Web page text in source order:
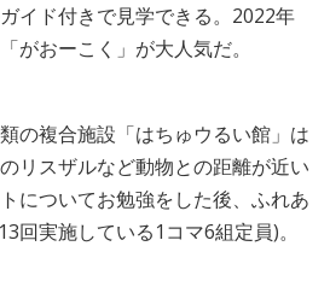
イド付きで見学できる。2022年
がおーこく」が大人気だ。
の複合施設「はちゅウるい館」は
リスザルなど動物との距離が近い
についてお勉強をした後、ふれあ
回実施している1コマ6組定員)。